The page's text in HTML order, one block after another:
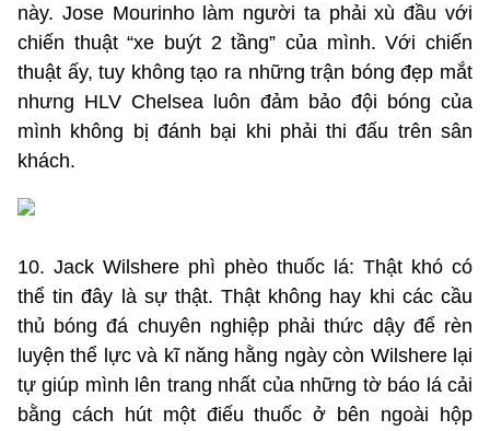
này. Jose Mourinho làm người ta phải xù đầu với
chiến thuật “xe buýt 2 tầng” của mình. Với chiến
thuật ấy, tuy không tạo ra những trận bóng đẹp mắt
nhưng HLV Chelsea luôn đảm bảo đội bóng của
mình không bị đánh bại khi phải thi đấu trên sân
khách.
10. Jack Wilshere phì phèo thuốc lá: Thật khó có
thể tin đây là sự thật. Thật không hay khi các cầu
thủ bóng đá chuyên nghiệp phải thức dậy để rèn
luyện thể lực và kĩ năng hằng ngày còn Wilshere lại
tự giúp mình lên trang nhất của những tờ báo lá cải
bằng cách hút một điếu thuốc ở bên ngoài hộp